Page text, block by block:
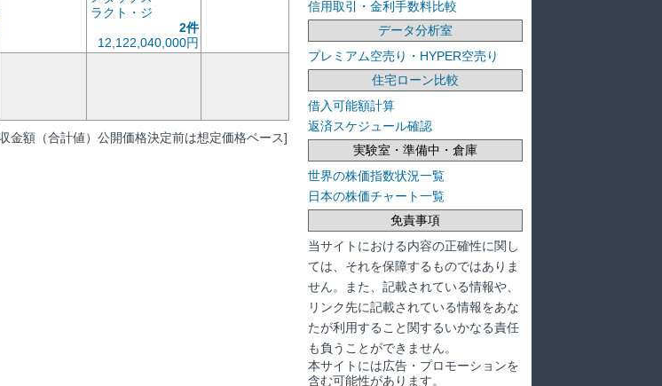
ラクト・ジ
2件
12,122,040,000円
金額（合計値）公開価格決定前は想定価格ベース]
信用取引・金利手数料比較
データ分析室
プレミアム空売り・HYPER空売り
住宅ローン比較
借入可能額計算
返済スケジュール確認
実験室・準備中・倉庫
世界の株価指数状況一覧
日本の株価チャート一覧
免責事項
当サイトにおける内容の正確性に関し
ては、それを保障するものではありま
せん。また、記載されている情報や、
リンク先に記載されている情報をあな
たが利用すること関するいかなる責任
も負うことができません。
本サイトには広告・プロモーションを
含む可能性があります。